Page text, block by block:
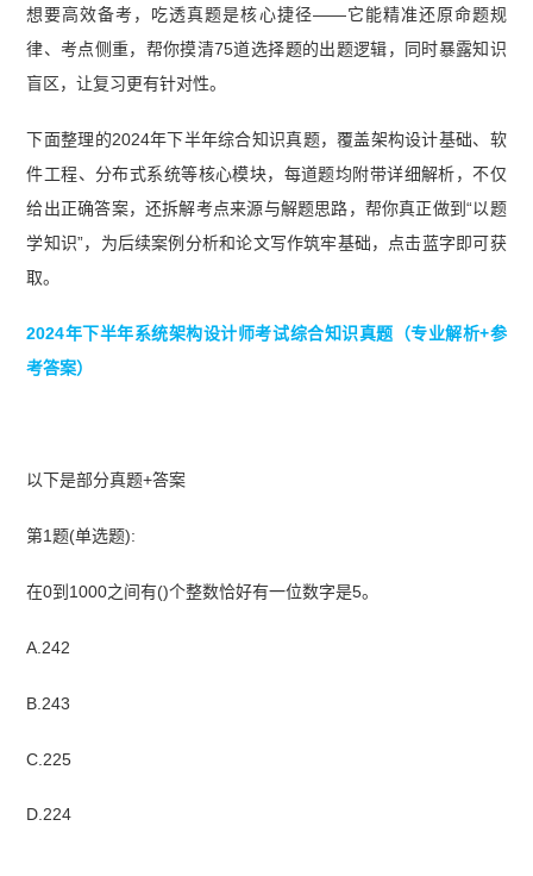
【考点速记】】 【2026年下半年系统架构设计师
备考前期摸底测试卷【入门自测必备】】
【【近7年真题】2020-2026上半年系统架构设计师
真题汇总】
【2026年5月23日架构案例分析真题及
答案解析】 【2026上半年系统架构设计师考情分
析】
及答案】
想要高效备考，吃透真题是核心捷径——它能精准还原命题规
律、考点侧重，帮你摸清75道选择题的出题逻辑，同时暴露知识
盲区，让复习更有针对性。
下面整理的2024年下半年综合知识真题，覆盖架构设计基础、软
件工程、分布式系统等核心模块，每道题均附带详细解析，不仅
给出正确答案，还拆解考点来源与解题思路，帮你真正做到“以题
学知识”，为后续案例分析和论文写作筑牢基础，点击蓝字即可获
取。
2024年下半年系统架构设计师考试综合知识真题（专业解析+参
考答案）
以下是部分真题+答案
第1题(单选题):
在0到1000之间有()个整数恰好有一位数字是5。
A.242
B.243
C.225
D.224